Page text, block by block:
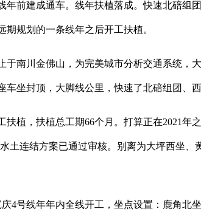
前建成通车。线年扶植落成。快速北碚
规划的一条线年之后开工扶植。
川金佛山，为完美城市分析交通系统，
坐封顶，大脚线公里，快速了北碚组团、
，扶植总工期66个月。打算正在2021年
土连结方案已通过审核。别离为大坪西坐
线年年内全线开工，坐点设置：鹿角北